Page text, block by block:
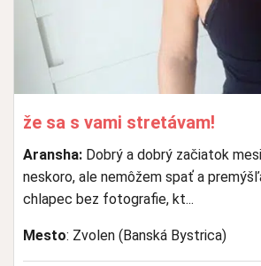
že sa s vami stretávam!
Aransha: Dobrý a dobrý začiatok
neskoro, ale nemôžem spať a
chlapec bez fotografie, kt...
Mesto: Zvolen (Banská Bystrica)